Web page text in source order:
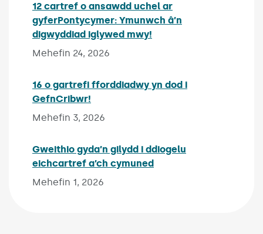
12 cartref o ansawdd uchel ar
gyferPontycymer: Ymunwch â’n
digwyddiad iglywed mwy!
Mehefin 24, 2026
16 o gartrefi fforddiadwy yn dod i
GefnCribwr!
Mehefin 3, 2026
Gweithio gyda’n gilydd i ddiogelu
eichcartref a’ch cymuned
Mehefin 1, 2026